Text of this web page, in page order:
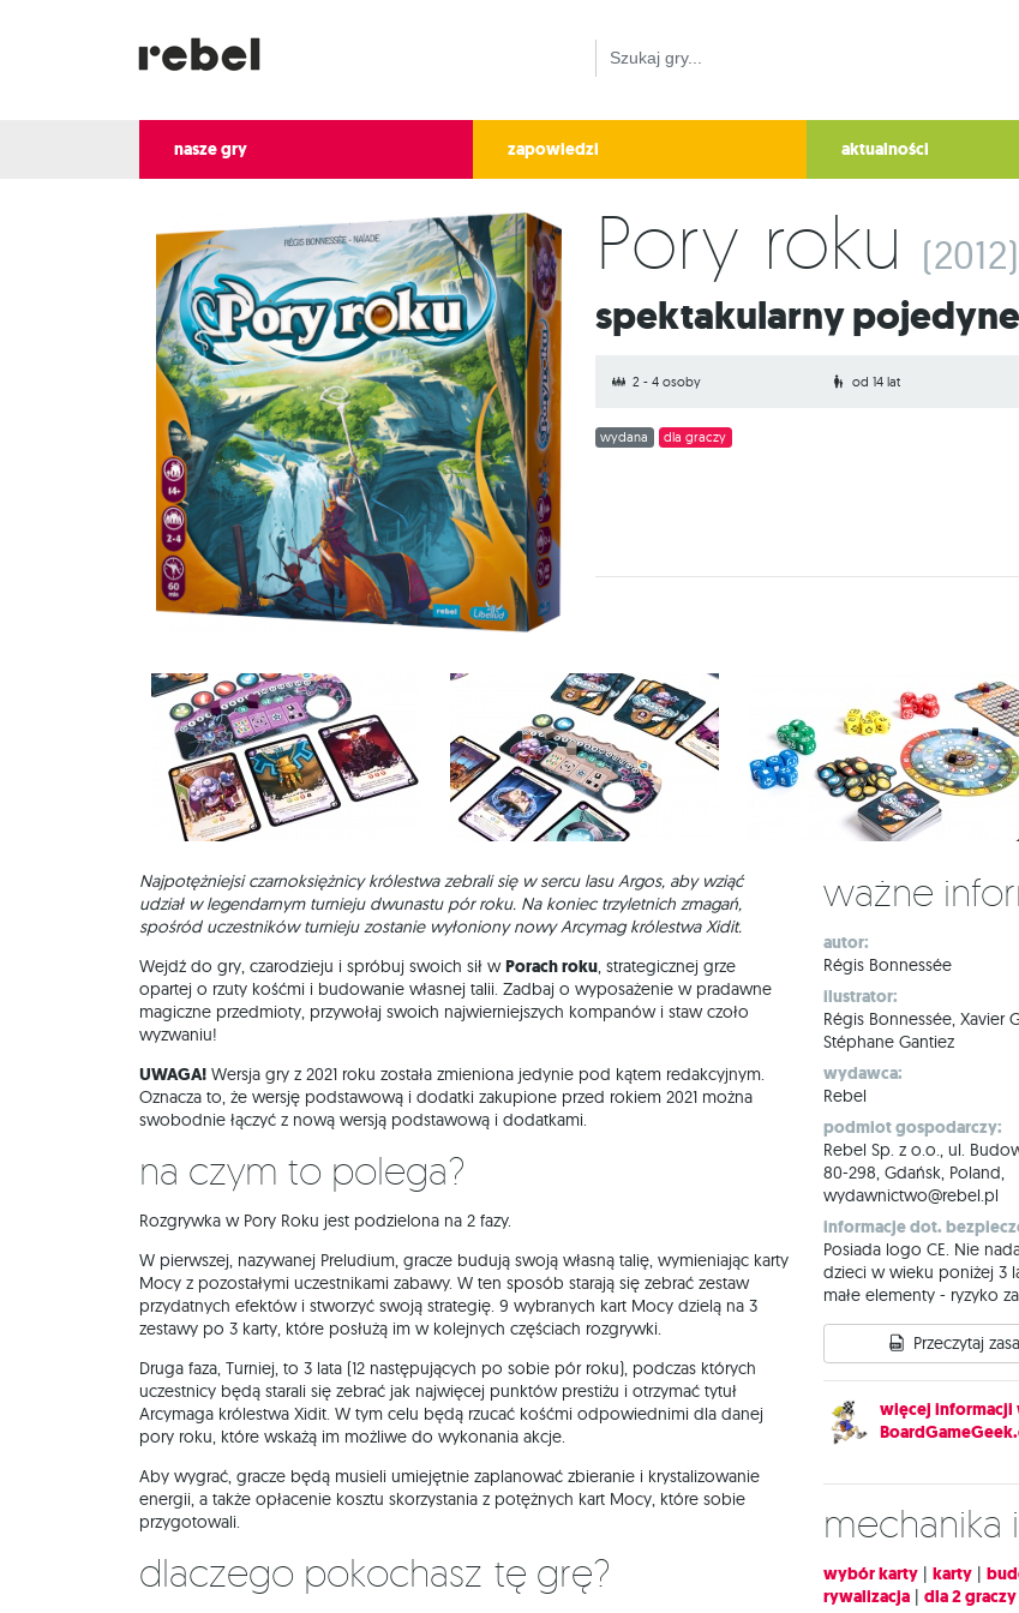
nasze gry zapowiedzi aktualności
Pory roku (2012)
Spektakularny
2 - 4 osoby od 14 lat
wydana dla graczy
Najpotężniejsi czarnoksiężnicy królestwa zebrali się w sercu lasu Argos, aby wziąć
udział w legendarnym turnieju dwunastu pór roku. Na koniec trzyletnich zmagań,
spośród uczestników turnieju zostanie wyłoniony nowy Arcymag królestwa Xidit.
Wejdź do gry, czarodzieju i spróbuj swoich sił wPorach roku, strategicznej grze
opartej o rzuty kośćmi i budowanie własnej talii. Zadbaj o wyposażenie w pradawne
magiczne przedmioty, przywołaj swoich najwierniejszych kompanów i staw czoło
wyzwaniu!
UWAGA! Wersja gry z 2021 roku została zmieniona jedynie pod kątem redakcyjnym.
Oznacza to, że wersję podstawową i dodatki zakupione przed rokiem 2021 można
swobodnie łączyć z nową wersją podstawową i dodatkami.
Na czym to polega?
Rozgrywka w Pory Roku jest podzielona na 2 fazy.
W pierwszej, nazywanej Preludium, gracze budują swoją własną talię, wymieniając karty
Mocy z pozostałymi uczestnikami zabawy. W ten sposób starają się zebrać zestaw
przydatnych efektów i stworzyć swoją strategię. 9 wybranych kart Mocy dzielą na 3
zestawy po 3 karty, które posłużą im w kolejnych częściach rozgrywki.
Druga faza, Turniej, to 3 lata (12 następujących po sobie pór roku), podczas których
uczestnicy będą starali się zebrać jak najwięcej punktów prestiżu i otrzymać tytuł
Arcymaga królestwa Xidit. W tym celu będą rzucać kośćmi odpowiednimi dla danej
pory roku, które wskażą im możliwe do wykonania akcje.
Aby wygrać, gracze będą musieli umiejętnie zaplanować zbieranie i krystalizowanie
energii, a także opłacenie kosztu skorzystania z potężnych kart Mocy, które sobie
przygotowali.
Dlaczego pokochasz tę grę?
Ważne
autor:
Régis Bonnessée
ilustrator:
Régis Bonnessée, Xavier
Stéphane Gantiez
wydawca:
Rebel
podmiot gospodarczy:
Rebel Sp. z o.o., ul.
80-298, Gdańsk, Poland,
wydawnictwo@rebel.pl
informacje dot.
Posiada logo CE. Nie
dzieci w wieku poniżej 3
małe elementy - ryzyko
Przeczytaj
więcej informacji
wybór karty | karty |
rywalizacja | dla 2 graczy